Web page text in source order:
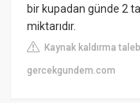
bir kupadan günde 2
miktarıdır.
Kaynak kaldırma
gercekgundem.com